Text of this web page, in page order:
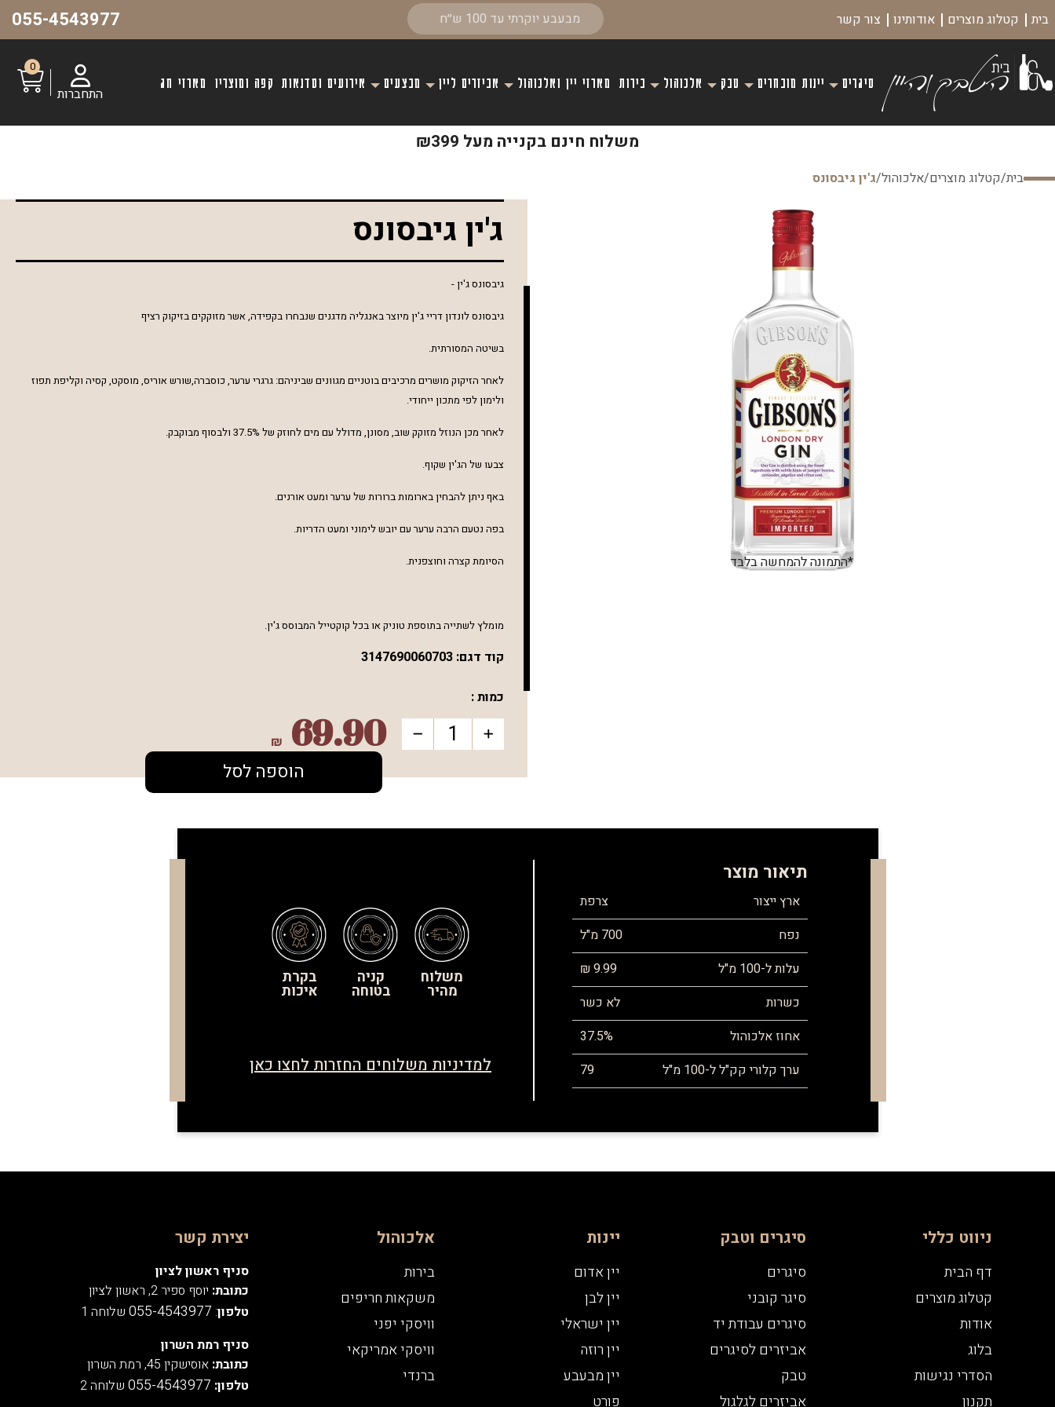
בית קטלוג מוצרים אודותינו צור קשר 055-4543977
סיגרים יינות מובחרים טבק אלכוהול בירות מארזי יין ואלכוהול אביזרים ליין מבצעים אירועים וסדנאות קפה ומוצריו מארזי חג
התחברות
0
משלוח חינם בקנייה מעל ₪399
בית/קטלוג מוצרים/אלכוהול/ג'ין גיבסונס
*התמונה להמחשה בלבד
ג'ין גיבסונס
גיבסונס ג'ין -
גיבסונס לונדון דריי ג'ין מיוצר באנגליה מדגנים שנבחרו בקפידה, אשר מזוקקים בזיקוק רציף
בשיטה המסורתית.
לאחר הזיקוק מושרים מרכיבים בוטניים מגוונים שביניהם: גרגרי ערער, כוסברה,שורש אוריס, מוסקט, קסיה וקליפת תפוז
ולימון לפי מתכון ייחודי.
לאחר מכן הנוזל מזוקק שוב, מסונן, מדולל עם מים לחוזק של 37.5% ולבסוף מבוקבק.
צבעו של הג'ין שקוף.
באף ניתן להבחין בארומות ברורות של ערער ומעט אורנים.
בפה נטעם הרבה ערער עם יובש לימוני ומעט הדריות.
הסיומת קצרה וחוצפנית.
מומלץ לשתייה בתוספת טוניק או בכל קוקטייל המבוסס ג'ין.
קוד דגם: 3147690060703
כמות :
69.90
₪
הוספה לסל
תיאור מוצר
ארץ ייצור
צרפת
נפח
700 מ"ל
עלות ל-100 מ"ל
9.99 ₪
כשרות
לא כשר
אחוז אלכוהול
37.5%
ערך קלורי קק"ל ל-100 מ"ל
79
משלוח
מהיר
קניה
בטוחה
בקרת
איכות
למדיניות משלוחים החזרות לחצו כאן
ניווט כללי
דף הבית
קטלוג מוצרים
אודות
בלוג
הסדרי נגישות
תקנון
סיגרים וטבק
סיגרים
סיגר קובני
סיגרים עבודת יד
אביזרים לסיגרים
טבק
אביזרים לגלגול
יינות
יין אדום
יין לבן
יין ישראלי
יין רוזה
יין מבעבע
פורט
אלכוהול
בירות
משקאות חריפים
וויסקי יפני
וויסקי אמריקאי
ברנדי
יצירת קשר
סניף ראשון לציון
כתובת: יוסף ספיר 2, ראשון לציון
טלפון:
055-4543977 שלוחה 1
סניף רמת השרון
כתובת:אוסישקין 45, רמת השרון
טלפון: 055-4543977 שלוחה 2